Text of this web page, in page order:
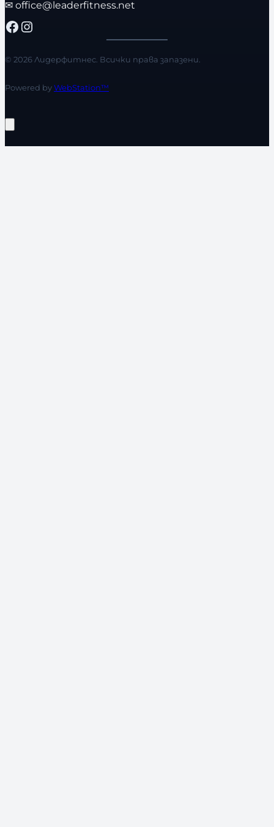
✉ office@leaderfitness.net
Facebook Instagram
© 2026 Лидерфитнес. Всички права запазени.
Powered byWebStation™